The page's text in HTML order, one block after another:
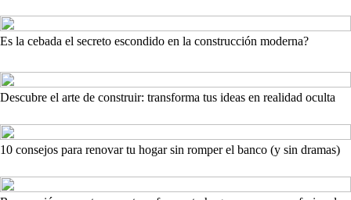
Es la cebada el secreto escondido en la construcción moderna?
Descubre el arte de construir: transforma tus ideas en realidad oculta
10 consejos para renovar tu hogar sin romper el banco (y sin dramas)